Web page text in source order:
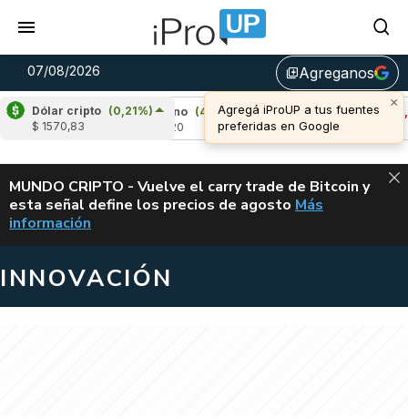
07/08/2026 library_addAgreganos
Dólar cripto (0,21%)
$ 1570,83
Cardano (4,80%)
Avalanche (-3,48%)
u$s 6,42
ALERTA
MUNDO CRIPTO - Vuelve el carry trade de Bitcoin y
esta señal define los precios de agosto VUELVE EL
Más
información
INNOVACIÓN